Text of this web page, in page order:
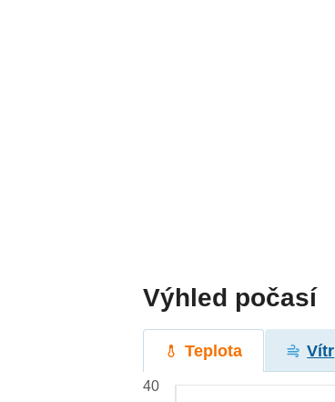
Výhled počasí
Teplota Vítr
40